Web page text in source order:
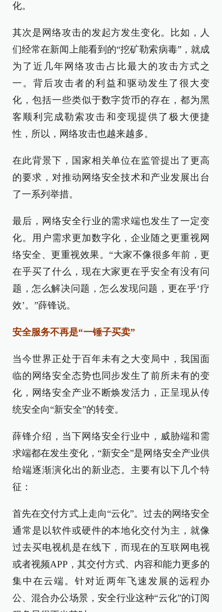
化。
其次是网络攻击的发起方发生变化。比如，人
们经常在新闻上能看到的“挖矿勒索病毒”，就成
为了近几年网络攻击占比最大的攻击方式之
一。背后攻击者的利益和驱动发生了很大变
化，包括一些类似于数字货币的存在，都为黑
客顺利完成勒索攻击和变现提供了极大便捷
性，所以，网络攻击也越来越多。
在此背景下，国家相关单位在监管提出了更高
的要求，对推动网络安全技术和产业发展出台
了一系列举措。
最后，网络安全行业的需求端也发生了一定变
化。用户需求更加数字化，企业随之更重视网
络安全、更重视效果。“大家不像很多年前，更
在乎买了什么，现在大家更在乎安全有没有问
题，怎么解决问题，怎么发现问题，更在乎‘疗
效’。”薛锋说。
安全服务不再是“一锤子买卖”
当今世界正处于百年未有之大变局中，我国面
临的网络安全态势也同步发生了前所未有的变
化，网络安全产业不断焕发活力，正呈现从传
统安全向“新安全”的转变。
薛锋介绍，当下网络安全行业中，威胁端和需
求端都在发生变化，“新安全”是网络安全产业供
给端逐渐演化出的新业态。主要有以下几个特
征：
首先在交付方式上走向“云化”。过去的网络安全
通常是以软件或硬件的本地化交付为主，就像
过去买电视机是在线下，而现在的互联网电视
或者视频APP，其交付方式、内容和能力更多的
集中在云端。针对近两年飞速发展的远程办
公、混合办公场景，安全行业这种“云化”的订阅